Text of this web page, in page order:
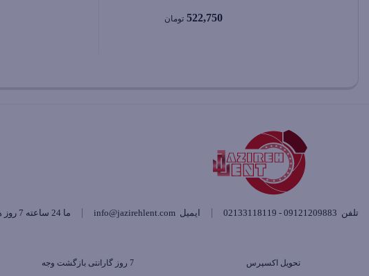
522,750 تومان
تلفن 09121209883 - 02133118119 ایمیل info@jazirehlent.com ما 24 ساعته 7 روز هفته پاسخگوی شما هستیم.
تحویل اکسپرس 7 روز گارانتی بازگشت وجه